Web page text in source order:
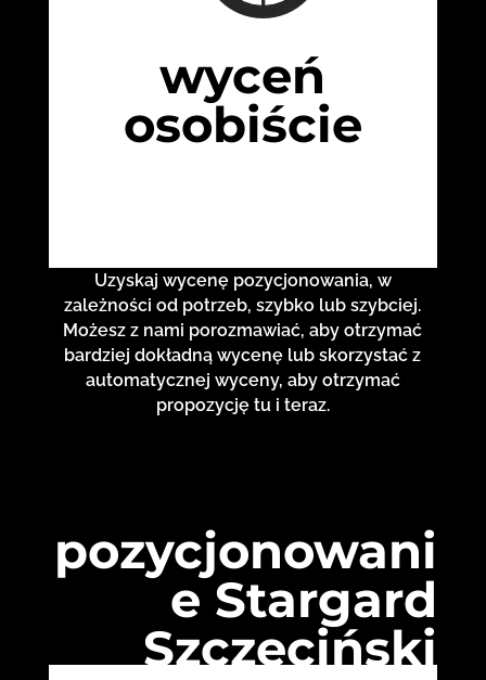
wyceń
osobiście
Uzyskaj wycenę pozycjonowania, w
zależności od potrzeb, szybko lub szybciej.
Możesz z nami porozmawiać, aby otrzymać
bardziej dokładną wycenę lub skorzystać z
automatycznej wyceny, aby otrzymać
propozycję tu i teraz.
pozycjonowani
e Stargard
Szczeciński